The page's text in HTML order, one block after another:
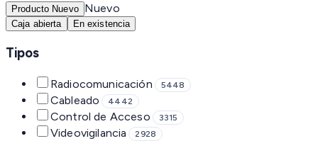
Producto Nuevo Nuevo
Caja abierta En existencia
Tipos
Radiocomunicación 5448
Cableado 4442
Control de Acceso 3315
Videovigilancia 2928